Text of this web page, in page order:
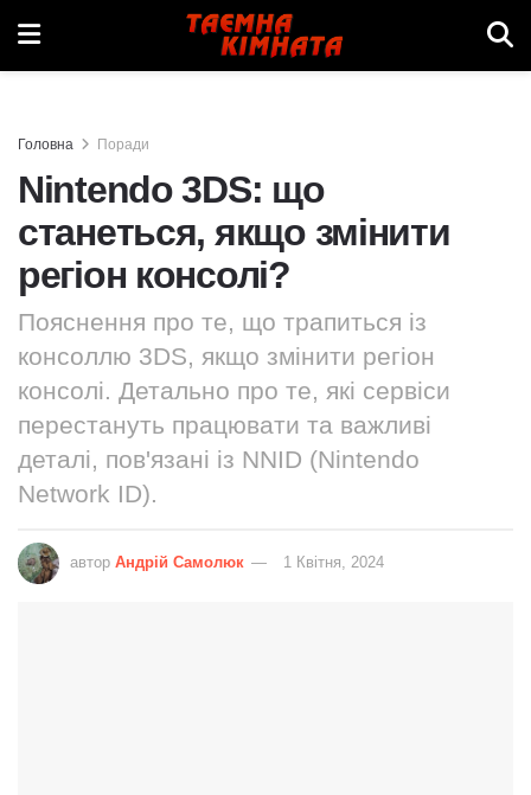
Головна Поради
Nintendo 3DS: що
станеться, якщо змінити
регіон консолі?
Пояснення про те, що трапиться із
консоллю 3DS, якщо змінити регіон
консолі. Детально про те, які сервіси
перестануть працювати та важливі
деталі, пов'язані із NNID (Nintendo
Network ID).
автор Андрій Самолюк 1 Квітня, 2024